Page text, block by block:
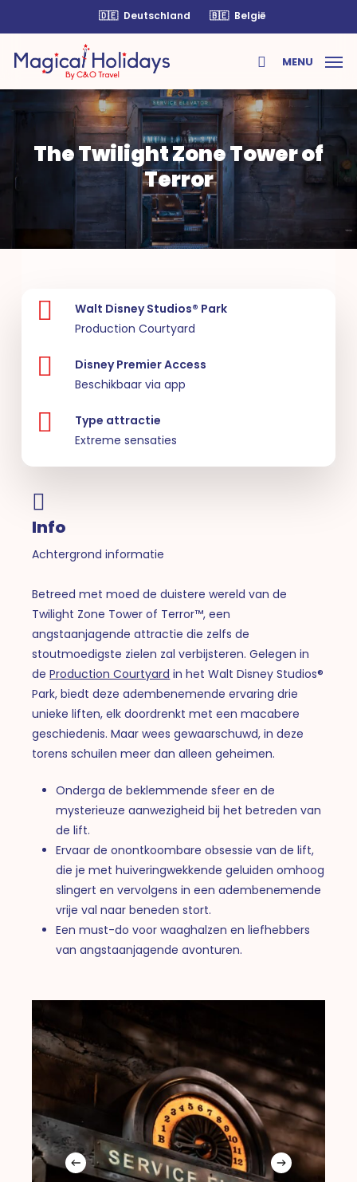
main
content
🇩🇪 Deutschland 🇧🇪 België
search
MENU
The Twilight Zone Tower of
Terror
Walt Disney Studios® Park
Production Courtyard
Disney Premier Access
Beschikbaar via app
Type attractie
Extreme sensaties
Info
Achtergrond informatie
Betreed met moed de duistere wereld van de
Twilight Zone Tower of Terror™, een
angstaanjagende attractie die zelfs de
stoutmoedigste zielen zal verbijsteren. Gelegen in
deProduction Courtyard in het Walt Disney Studios®
Park, biedt deze adembenemende ervaring drie
unieke liften, elk doordrenkt met een macabere
geschiedenis. Maar wees gewaarschuwd, in deze
torens schuilen meer dan alleen geheimen.
Onderga de beklemmende sfeer en de
mysterieuze aanwezigheid bij het betreden van
de lift.
Ervaar de onontkoombare obsessie van de lift,
die je met huiveringwekkende geluiden omhoog
slingert en vervolgens in een adembenemende
vrije val naar beneden stort.
Een must-do voor waaghalzen en liefhebbers
van angstaanjagende avonturen.